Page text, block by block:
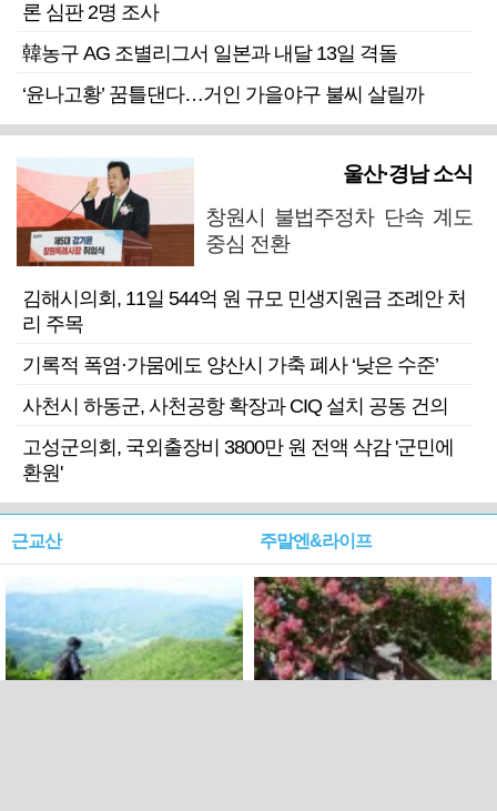
론 심판 2명 조사
韓농구 AG 조별리그서 일본과 내달 13일 격돌
‘윤나고황’ 꿈틀댄다…거인 가을야구 불씨 살릴까
울산·경남 소식
창원시 불법주정차 단속 계도
중심 전환
김해시의회, 11일 544억 원 규모 민생지원금 조례안 처
리 주목
기록적 폭염·가뭄에도 양산시 가축 폐사 ‘낮은 수준’
사천시 하동군, 사천공항 확장과 CIQ 설치 공동 건의
고성군의회, 국외출장비 3800만 원 전액 삭감 '군민에
환원'
근교산 주말엔&라이프